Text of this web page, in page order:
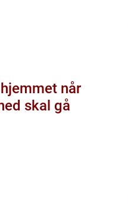
når
skal gå